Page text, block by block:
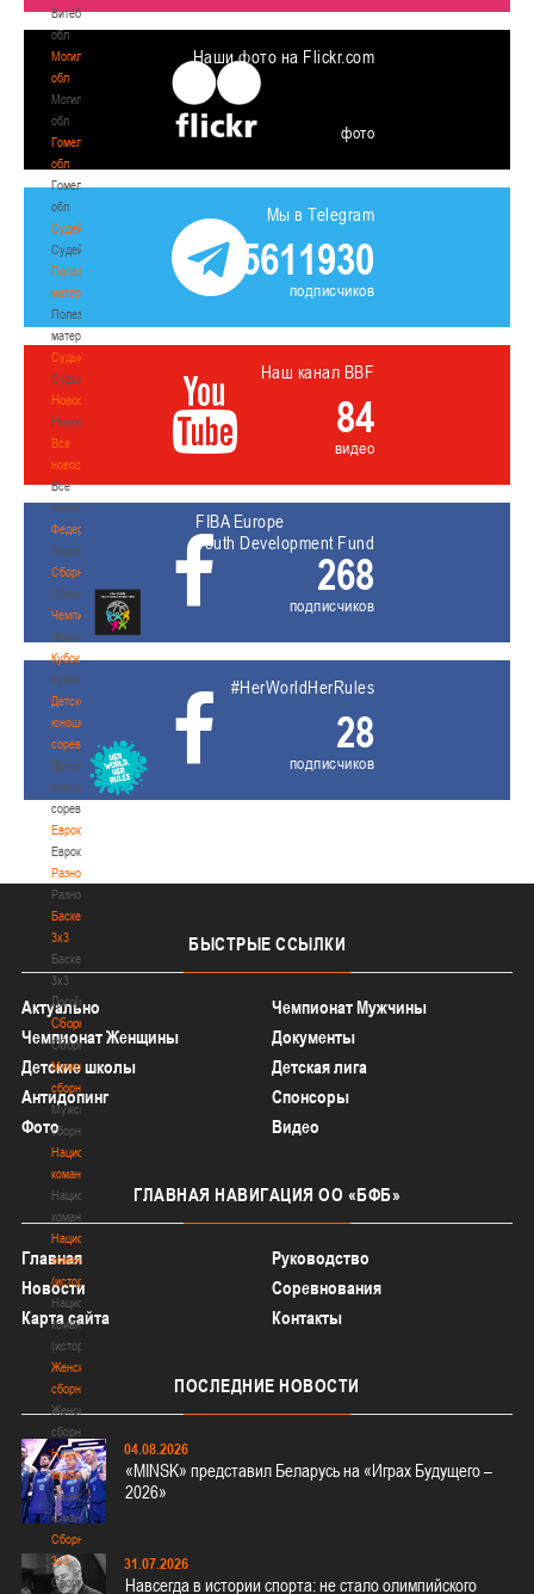
Витебская
обл
Могилевская
обл
Могилевская
обл
Гомельская
обл
Гомельская
обл
Судейство
Судейство
Полезные
материалы
Полезные
материалы
Судьи
Судьи
Новости
Новости
Все
новости
Все
новости
Федерация
Федерация
Сборные
Сборные
Чемпионат
Чемпионат
Кубок
Кубок
Детско-
юношеские
соревнования
Детско-
юношеские
соревнования
Еврокубки
Еврокубки
Разное
Разное
Баскетбол
3х3
Баскетбол
3х3
Лого[modid=121]
Сборные
Сборные
Мужские
сборные
Мужские
сборные
Национальная
команда
Национальная
команда
Национальная
команда
(история)
Национальная
команда
(история)
Женские
сборные
Женские
сборные
Национальная
команда
Национальная
команда
Сборные
3х3
Сборные
Наши фото на Flickr.com
фото
Мы в Telegram
5611930
подписчиков
Наш канал BBF
84
видео
FIBA Europe
Youth Development Fund
268
подписчиков
#HerWorldHerRules
28
подписчиков
БЫСТРЫЕ ССЫЛКИ
Актуально
Чемпионат Мужчины
Чемпионат Женщины
Документы
Детские школы
Детская лига
Антидопинг
Спонсоры
Фото
Видео
ГЛАВНАЯ НАВИГАЦИЯ ОО «БФБ»
Главная
Руководство
Новости
Соревнования
Карта сайта
Контакты
ПОСЛЕДНИЕ НОВОСТИ
04.08.2026
«MINSK» представил Беларусь на «Играх Будущего –
2026»
31.07.2026
Навсегда в истории спорта: не стало олимпийского